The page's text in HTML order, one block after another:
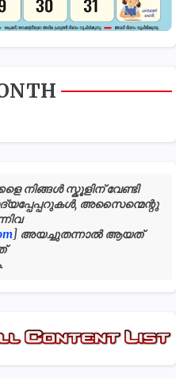
സ്കൂളിന് വേണ്ടി
അസൈന്മെന്റു
] അയച്ചുതന്നാൽ ആയത്